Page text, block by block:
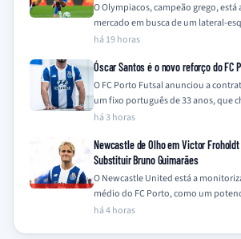
O Olympiacos, campeão grego,
mercado em busca de um lateral-
Moura, do FC Porto, surge como o…
há 19 horas
Óscar Santos é o novo reforço do FC
O FC Porto Futsal anunciou a
um fixo português de 33 anos, que
O…
há 3 horas
Newcastle de Olho em Victor Froholdt
Substituir Bruno Guimarães
O Newcastle United está a
médio do FC Porto, como um
Bruno Guimarães, que se encontra…
há 4 horas